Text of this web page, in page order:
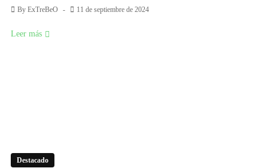
By ExTreBeO 11 de septiembre de 2024
Leer más
Destacado